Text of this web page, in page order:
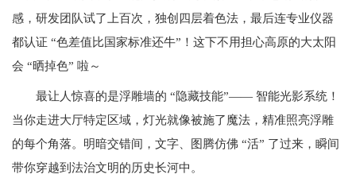
感，研发团队试了上百次，独创四层着色法，最后连专业仪器
都认证 “色差值比国家标准还牛”！这下不用担心高原的大太阳
会 “晒掉色” 啦～
最让人惊喜的是浮雕墙的 “隐藏技能”—— 智能光影系统！
当你走进大厅特定区域，灯光就像被施了魔法，精准照亮浮雕
的每个角落。明暗交错间，文字、图腾仿佛 “活” 了过来，瞬间
带你穿越到法治文明的历史长河中。